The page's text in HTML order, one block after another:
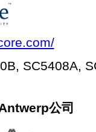
SC5408A,
公司